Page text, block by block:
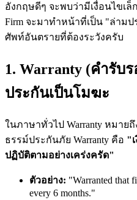
อังกฤษดีๆ จะพบว่ามีเงื่อนไขเล็
Firm จะมาทำหน้าที่เป็น "ล่าม
ศัพท์อันตรายที่ต้องระวังครับ
1. Warranty (คำรับ
ประกันเป็นโมฆะ
ในภาษาทั่วไป Warranty หมา
ธรรม์ประกันภัย Warranty คือ "
ปฏิบัติตามอย่างเคร่งครัด"
ตัวอย่าง: "Warranted that
every 6 months."